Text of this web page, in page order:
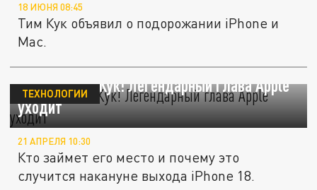
18 ИЮНЯ 08:45
Тим Кук объявил о подорожании iPhone и
Mac.
Прощай, Тим Кук! Легендарный глава Apple
уходит
ТЕХНОЛОГИИ
21 АПРЕЛЯ 10:30
Кто займет его место и почему это
случится накануне выхода iPhone 18.